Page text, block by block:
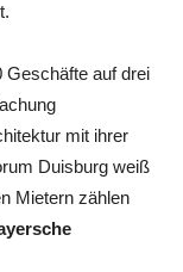
Geschäfte auf drei
mit ihrer
Duisburg weiß
Mietern zählen